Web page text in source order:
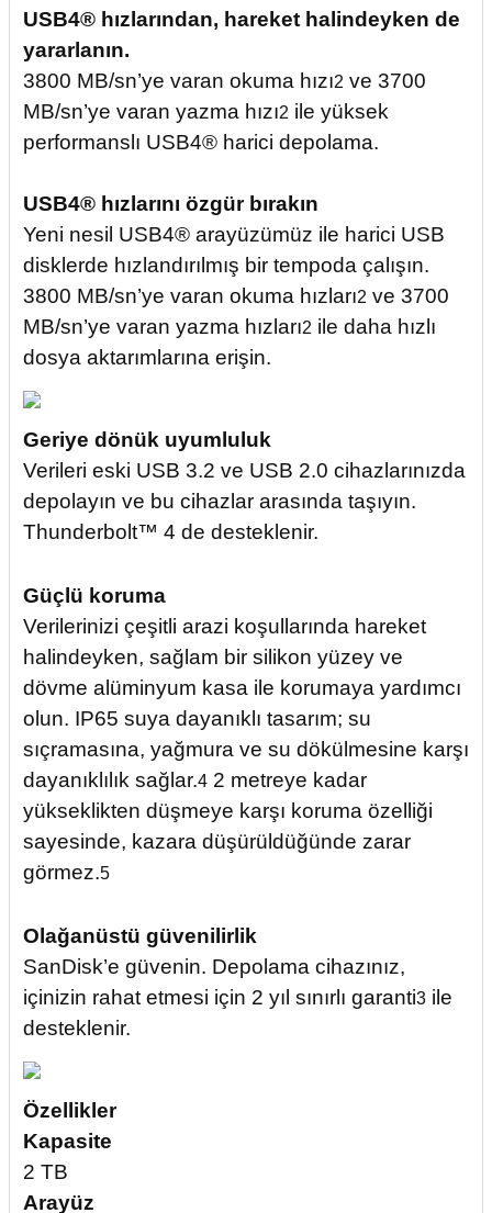
USB4® hızlarından, hareket halindeyken de
yararlanın.
3800 MB/sn’ye varan okuma hızı2 ve 3700
MB/sn’ye varan yazma hızı2 ile yüksek
performanslı USB4® harici depolama.
USB4® hızlarını özgür bırakın
Yeni nesil USB4® arayüzümüz ile harici USB
disklerde hızlandırılmış bir tempoda çalışın.
3800 MB/sn’ye varan okuma hızları2 ve 3700
MB/sn’ye varan yazma hızları2 ile daha hızlı
dosya aktarımlarına erişin.
Geriye dönük uyumluluk
Verileri eski USB 3.2 ve USB 2.0 cihazlarınızda
depolayın ve bu cihazlar arasında taşıyın.
Thunderbolt™ 4 de desteklenir.
Güçlü koruma
Verilerinizi çeşitli arazi koşullarında hareket
halindeyken, sağlam bir silikon yüzey ve
dövme alüminyum kasa ile korumaya yardımcı
olun. IP65 suya dayanıklı tasarım; su
sıçramasına, yağmura ve su dökülmesine karşı
dayanıklılık sağlar.4 2 metreye kadar
yükseklikten düşmeye karşı koruma özelliği
sayesinde, kazara düşürüldüğünde zarar
görmez.5
Olağanüstü güvenilirlik
SanDisk’e güvenin. Depolama cihazınız,
içinizin rahat etmesi için 2 yıl sınırlı garanti3 ile
desteklenir.
Özellikler
Kapasite
2 TB
Arayüz